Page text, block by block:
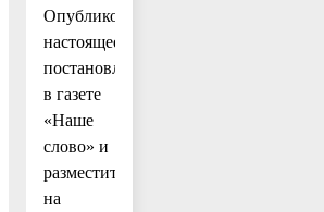
Опубликовать
настоящее
постановление
в газете
«Наше
слово» и
разместить
на